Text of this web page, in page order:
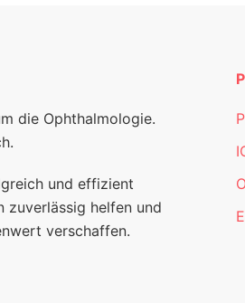
die Ophthalmologie.
und effizient
zuverlässig helfen und
verschaffen.